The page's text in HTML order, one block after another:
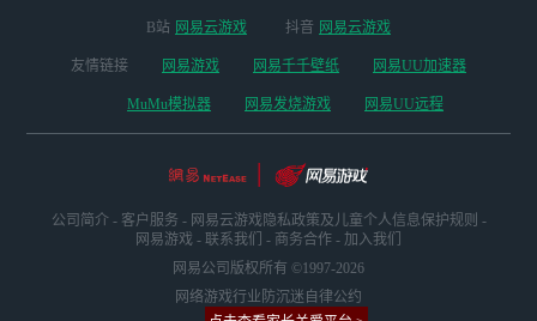
B站 网易云游戏 抖音 网易云游戏
友情链接 网易游戏 网易千千壁纸 网易UU加速器
MuMu模拟器 网易发烧游戏 网易UU远程
公司简介 - 客户服务 - 网易云游戏隐私政策及儿童个人信息保护规则 -
网易游戏 - 联系我们 - 商务合作 - 加入我们
网易公司版权所有 ©1997-2026
网络游戏行业防沉迷自律公约